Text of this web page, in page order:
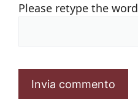
Please retype the word